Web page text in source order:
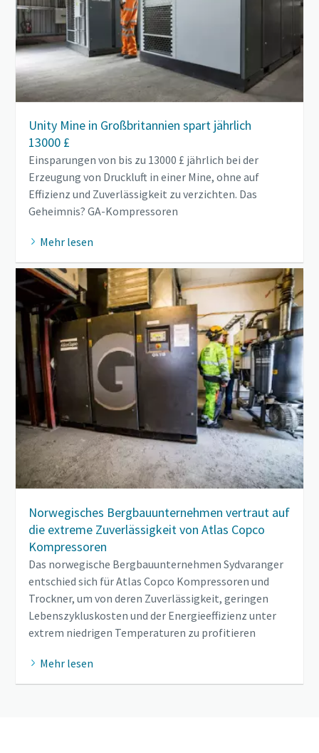
Unity Mine in Großbritannien spart jährlich
13000 £
Einsparungen von bis zu 13000 £ jährlich bei der
Erzeugung von Druckluft in einer Mine, ohne auf
Effizienz und Zuverlässigkeit zu verzichten. Das
Geheimnis? GA-Kompressoren
Mehr lesen
Norwegisches Bergbauunternehmen vertraut auf
die extreme Zuverlässigkeit von Atlas Copco
Kompressoren
Das norwegische Bergbauunternehmen Sydvaranger
entschied sich für Atlas Copco Kompressoren und
Trockner, um von deren Zuverlässigkeit, geringen
Lebenszykluskosten und der Energieeffizienz unter
extrem niedrigen Temperaturen zu profitieren
Mehr lesen